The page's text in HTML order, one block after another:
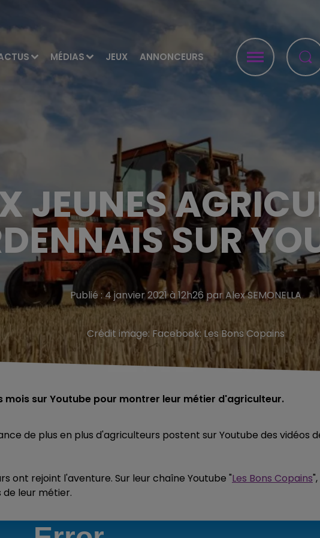
MÉDIAS JEUX ANNONCEURS
JEUNES
SUR
Publié : 4 janvier 2021 à 12h26 par Alex SEMONELLA
Crédit image: Facebook: Les Bons Copains
mois sur Youtube pour montrer leur métier d'agriculteur.
de plus en plus d'agriculteurs postent sur Youtube des vidéos
ont rejoint l'aventure. Sur leur chaîne Youtube "Les Bons Copains",
de leur métier.